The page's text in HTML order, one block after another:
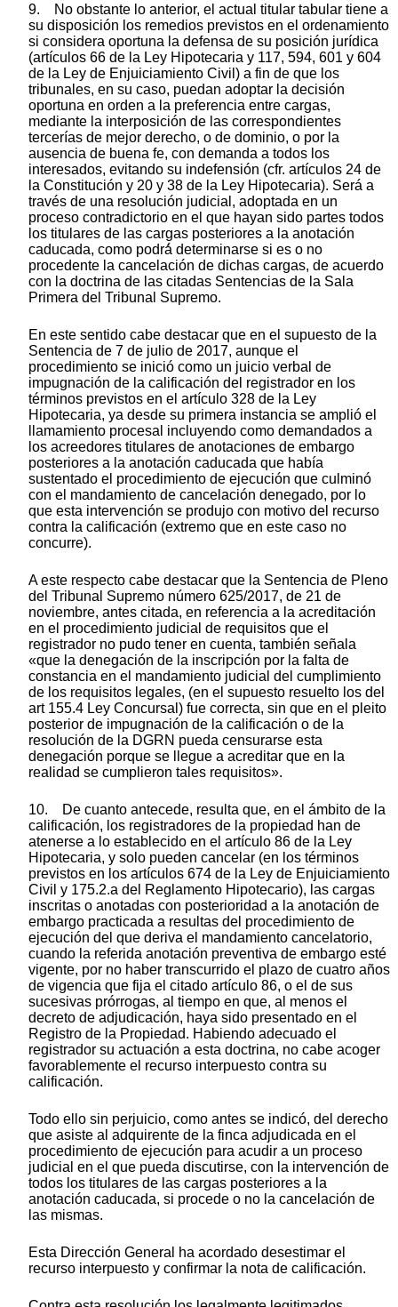
9. No obstante lo anterior, el actual titular tabular tiene a
su disposición los remedios previstos en el ordenamiento
si considera oportuna la defensa de su posición jurídica
(artículos 66 de la Ley Hipotecaria y 117, 594, 601 y 604
de la Ley de Enjuiciamiento Civil) a fin de que los
tribunales, en su caso, puedan adoptar la decisión
oportuna en orden a la preferencia entre cargas,
mediante la interposición de las correspondientes
tercerías de mejor derecho, o de dominio, o por la
ausencia de buena fe, con demanda a todos los
interesados, evitando su indefensión (cfr. artículos 24 de
la Constitución y 20 y 38 de la Ley Hipotecaria). Será a
través de una resolución judicial, adoptada en un
proceso contradictorio en el que hayan sido partes todos
los titulares de las cargas posteriores a la anotación
caducada, como podrá́ determinarse si es o no
procedente la cancelación de dichas cargas, de acuerdo
con la doctrina de las citadas Sentencias de la Sala
Primera del Tribunal Supremo.
En este sentido cabe destacar que en el supuesto de la
Sentencia de 7 de julio de 2017, aunque el
procedimiento se inició como un juicio verbal de
impugnación de la calificación del registrador en los
términos previstos en el artículo 328 de la Ley
Hipotecaria, ya desde su primera instancia se amplió el
llamamiento procesal incluyendo como demandados a
los acreedores titulares de anotaciones de embargo
posteriores a la anotación caducada que había
sustentado el procedimiento de ejecución que culminó
con el mandamiento de cancelación denegado, por lo
que esta intervención se produjo con motivo del recurso
contra la calificación (extremo que en este caso no
concurre).
A este respecto cabe destacar que la Sentencia de Pleno
del Tribunal Supremo número 625/2017, de 21 de
noviembre, antes citada, en referencia a la acreditación
en el procedimiento judicial de requisitos que el
registrador no pudo tener en cuenta, también señala
«que la denegación de la inscripción por la falta de
constancia en el mandamiento judicial del cumplimiento
de los requisitos legales, (en el supuesto resuelto los del
art 155.4 Ley Concursal) fue correcta, sin que en el pleito
posterior de impugnación de la calificación o de la
resolución de la DGRN pueda censurarse esta
denegación porque se llegue a acreditar que en la
realidad se cumplieron tales requisitos».
10. De cuanto antecede, resulta que, en el ámbito de la
calificación, los registradores de la propiedad han de
atenerse a lo establecido en el artículo 86 de la Ley
Hipotecaria, y solo pueden cancelar (en los términos
previstos en los artículos 674 de la Ley de Enjuiciamiento
Civil y 175.2.a del Reglamento Hipotecario), las cargas
inscritas o anotadas con posterioridad a la anotación de
embargo practicada a resultas del procedimiento de
ejecución del que deriva el mandamiento cancelatorio,
cuando la referida anotación preventiva de embargo esté
vigente, por no haber transcurrido el plazo de cuatro años
de vigencia que fija el citado artículo 86, o el de sus
sucesivas prórrogas, al tiempo en que, al menos el
decreto de adjudicación, haya sido presentado en el
Registro de la Propiedad. Habiendo adecuado el
registrador su actuación a esta doctrina, no cabe acoger
favorablemente el recurso interpuesto contra su
calificación.
Todo ello sin perjuicio, como antes se indicó, del derecho
que asiste al adquirente de la finca adjudicada en el
procedimiento de ejecución para acudir a un proceso
judicial en el que pueda discutirse, con la intervención de
todos los titulares de las cargas posteriores a la
anotación caducada, si procede o no la cancelación de
las mismas.
Esta Dirección General ha acordado desestimar el
recurso interpuesto y confirmar la nota de calificación.